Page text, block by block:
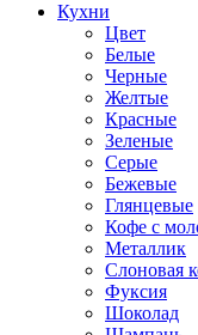
Кухни
Цвет
Белые
Черные
Желтые
Красные
Зеленые
Серые
Бежевые
Глянцевые
Кофе с
Металлик
Слоновая
Фуксия
Шоколад